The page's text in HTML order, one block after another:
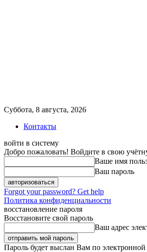
Суббота, 8 августа, 2026
Контакты
войти в систему
Добро пожаловать! Войдите в свою
Ваше имя
Ваш пароль
Forgot your password? Get help
Политика конфиденциальности
восстановление пароля
Восстановите свой пароль
Ваш адрес
Пароль будет выслан Вам по электронной